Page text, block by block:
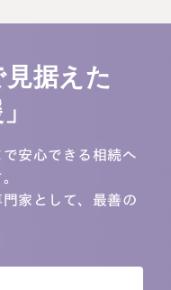
据えた
安心できる相続へ
家として、最善の